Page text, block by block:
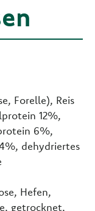
Forelle), Reis
12%,
6%,
dehydriertes
Hefen,
getrocknet,